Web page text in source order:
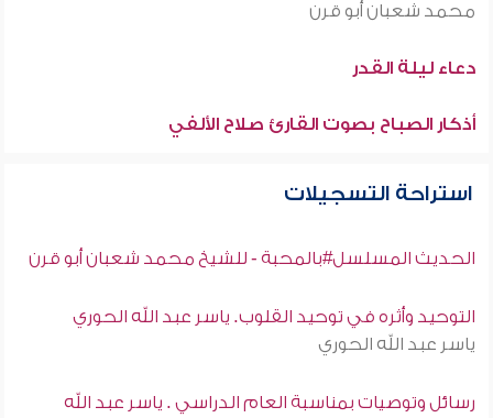
محمد شعبان أبو قرن
دعاء ليلة القدر
أذكار الصباح بصوت القارئ صلاح الألفي
استراحة التسجيلات
الحديث المسلسل#بالمحبة - للشيخ محمد شعبان أبو قرن
التوحيد وأثره في توحيد القلوب. ياسر عبد الله الحوري
ياسر عبد الله الحوري
رسائل وتوصيات بمناسبة العام الدراسي . ياسر عبد الله